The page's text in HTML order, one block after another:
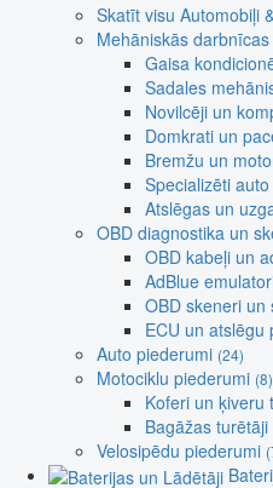
Skatīt visu Automobiļi
Mehāniskās
Gaisa
Sadales
Novilcēji un
Domkrati un
Bremžu un
Specializēti
Atslēgas un
OBD diagnostika un
OBD kabeļi un
AdBlue
OBD skeneri un
ECU un atslēgu
Auto piederumi (24)
Motociklu piederumi (8)
Koferi un ķiveru
Bagāžas
Velosipēdu piederumi